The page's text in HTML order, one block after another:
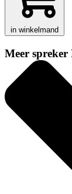
in winkelmand
Meer spreker